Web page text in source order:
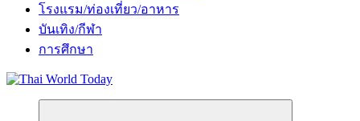
โรงแรม/ท่องเที่ยว/อาหาร
บันเทิง/กีฬา
การศึกษา